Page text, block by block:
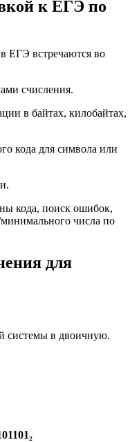
к ЕГЭ по
ЕГЭ встречаются во
счисления.
в байтах, килобайтах,
кода для символа или
кода, поиск ошибок,
числа по
для
системы в двоичную.
₂